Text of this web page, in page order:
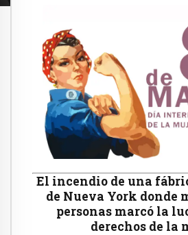
El incendio de una
de Nueva York donde
personas marcó la
derechos de la